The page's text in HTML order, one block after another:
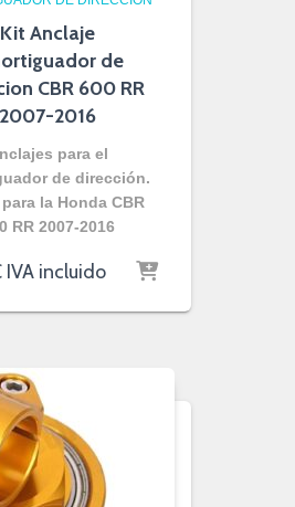
Kit Anclaje
de
CBR 600 RR
2007-2016
para el
de dirección.
la Honda CBR
RR 2007-2016
IVA incluido